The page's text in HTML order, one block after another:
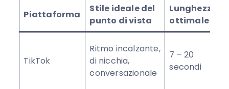
Piattaforma
Stile ideale del
punto di vista
Lunghezza
ottimale
TikTok
Ritmo incalzante,
di nicchia,
conversazionale
7 – 20
secondi